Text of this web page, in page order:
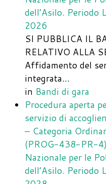
dell’Asilo. Periodo
2026
SI PUBBLICA IL
RELATIVO ALLA
Affidamento del
integrata…
in Bandi di gara
Procedura aperta
servizio di
– Categoria
(PROG-438-PR-
Nazionale per le
dell’Asilo. Periodo